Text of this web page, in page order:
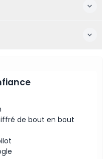
de bout en bout